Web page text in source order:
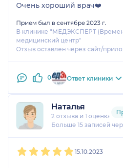
Очень хороший врач❤️
Прием был в сентябре 2023 г.
В клинике "МЕДЭКСПЕРТ
медицинский центр"
Отзыв оставлен через сайт/
0 Ответ клиники
Наталья
2 отзыва и 1 оценка
Больше 15 записей
15.10.2023